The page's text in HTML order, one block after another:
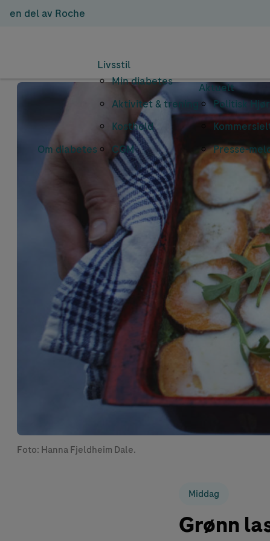
en del av Roche
Om diabetes
Livsstil
Min diabetes
Aktivitet & trening
Kosthold
CGM
Aktuelt
Politisk
Presse-
Foto: Hanna Fjeldheim Dale.
Middag
Grønn